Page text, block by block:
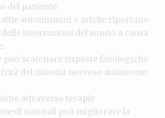
del paziente.
autoimmuni o artrite riportano
interruzioni del sonno a causa
può scatenare risposte fisiologiche
del sistema nervoso autonomo
attraverso terapie
naturali può migliorare la